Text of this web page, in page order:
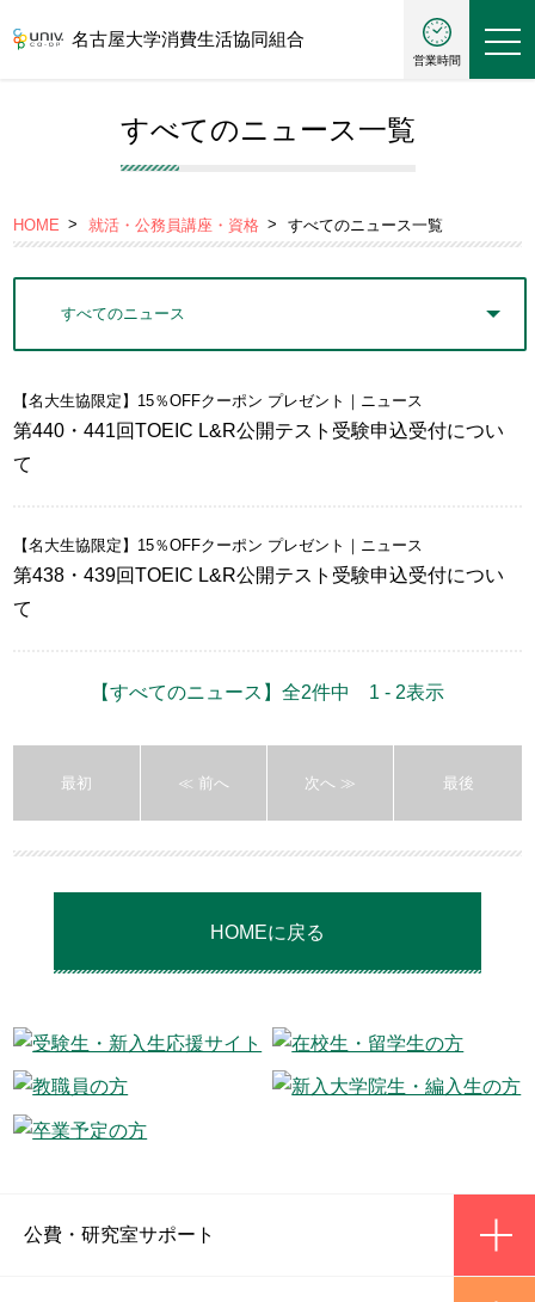
名古屋大学消費生活協同組合
営業時間
すべてのニュース一覧
HOME 就活・公務員講座・資格 すべてのニュース一覧
【名大生協限定】15％OFFクーポン プレゼント ｜ニュース
第440・441回TOEIC L&R公開テスト受験申込受付につい
て
【名大生協限定】15％OFFクーポン プレゼント ｜ニュース
第438・439回TOEIC L&R公開テスト受験申込受付につい
て
【すべてのニュース】全2件中 1 - 2表示
最初 ≪ 前へ 次へ ≫ 最後
HOMEに戻る
公費 ・ 研究室サポート